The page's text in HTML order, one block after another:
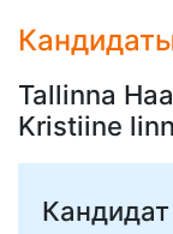
Tallinna
Kristiine